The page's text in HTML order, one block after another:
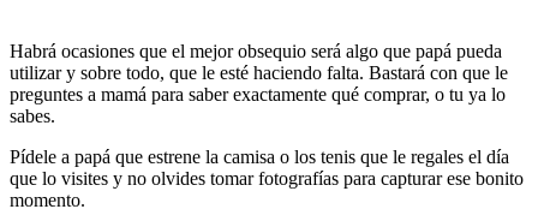
Habrá ocasiones que el mejor obsequio será algo que papá pueda
utilizar y sobre todo, que le esté haciendo falta. Bastará con que le
preguntes a mamá para saber exactamente qué comprar, o tu ya lo
sabes.
Pídele a papá que estrene la camisa o los tenis que le regales el día
que lo visites y no olvides tomar fotografías para capturar ese bonito
momento.